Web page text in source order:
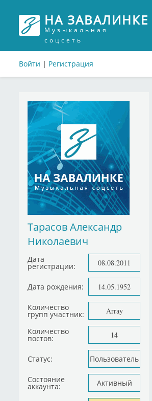
НА ЗАВАЛИНКЕ
Музыкальная
соцсеть
Войти | Регистрация
Тарасов Александр
Николаевич
Дата
регистрации: 08.08.2011
Дата рождения: 14.05.1952
Количество
групп участник: Array
Количество
постов: 14
Статус: Пользователь
Состояние
аккаунта: Активный